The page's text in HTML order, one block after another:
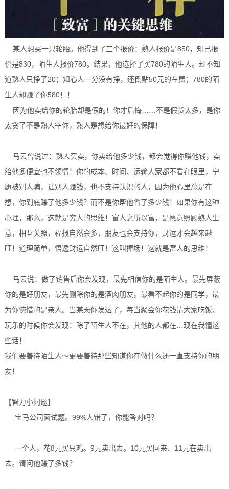
某人想买一只轮胎。他得到了三个报价：熟人报价是850，知己报
价是830，陌生人报价780。结果，他选择了买780的陌生人。却不知
道熟人只挣了20；知心人一分没有挣，还倒贴50元的车费；780的陌
生人却赚了你580！！
因为他卖给你的轮胎却是假的！你才后悔……不是假货太多，是你
太贪了不是熟人宰你，熟人是想给你最好的保障！
马云曾说过：熟人买卖，你卖给他多少钱，都会觉得你赚他钱，卖
给他多便宜也不领情！你的成本、时间、运输人家都不看在眼里，宁
愿被别人骗，让别人赚钱，也不支持认识的人，因为他心里总是在
想，你到底赚了他多少钱？而不是你帮他省了多少钱！如果你有这种
心理，那么，这就是穷人的思维！富人之所以富，是愿意照顾熟人生
意，相互关照，福报自然会多，朋友也会支持你，财运才会越来越
旺！道理简单，悟透财运自然旺！这叫捧场！这就是富人的思维！
马云说：做了销售后你会发现，最先相信你的是陌生人。最先屏蔽
你的是好朋友，最先删除你的是酒肉朋友，最看不起你的是同学，最
为你惋惜的是亲人。当某天你发达了，每当聚会你花钱请大家吃饭、
玩乐的时候你会发现：除了陌生人不在，其他的人都在…现在我懂这
些话！
我们要善待陌生人～更要善待那些知道你在做什么还一直支持你的朋
友！
【智力小问题】
宝马公司面试题。99%人错了，你能答对吗？
一个人，花8元买只鸡。9元卖出去。10元买回来、11元在卖出
去。请问他赚了多钱？